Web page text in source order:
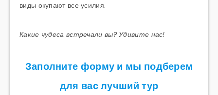
виды окупают все усилия.
Какие чудеса встречали вы? Удивите нас!
Заполните форму и мы подберем
для вас лучший тур